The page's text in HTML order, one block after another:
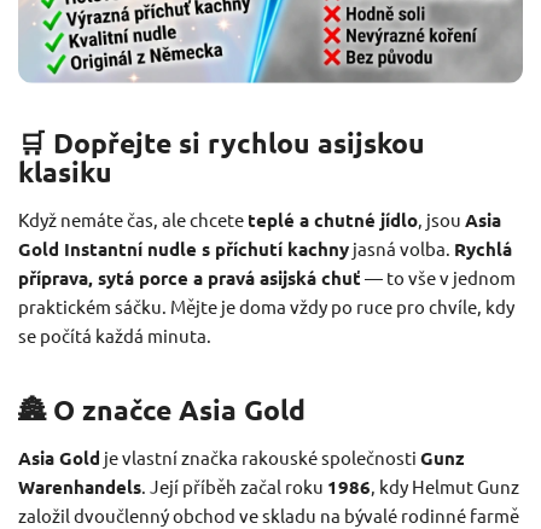
🛒 Dopřejte si rychlou asijskou
klasiku
Když nemáte čas, ale chcete teplé a chutné jídlo, jsou Asia
Gold Instantní nudle s příchutí kachny jasná volba. Rychlá
příprava, sytá porce a pravá asijská chuť — to vše v jednom
praktickém sáčku. Mějte je doma vždy po ruce pro chvíle, kdy
se počítá každá minuta.
🏯 O značce Asia Gold
Asia Gold je vlastní značka rakouské společnosti Gunz
Warenhandels. Její příběh začal roku 1986, kdy Helmut Gunz
založil dvoučlenný obchod ve skladu na bývalé rodinné farmě